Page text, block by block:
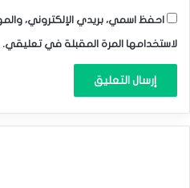
احفظ اسمي، بريدي الإلكتروني،
لاستخدامها المرة المقبلة في تعليقي.